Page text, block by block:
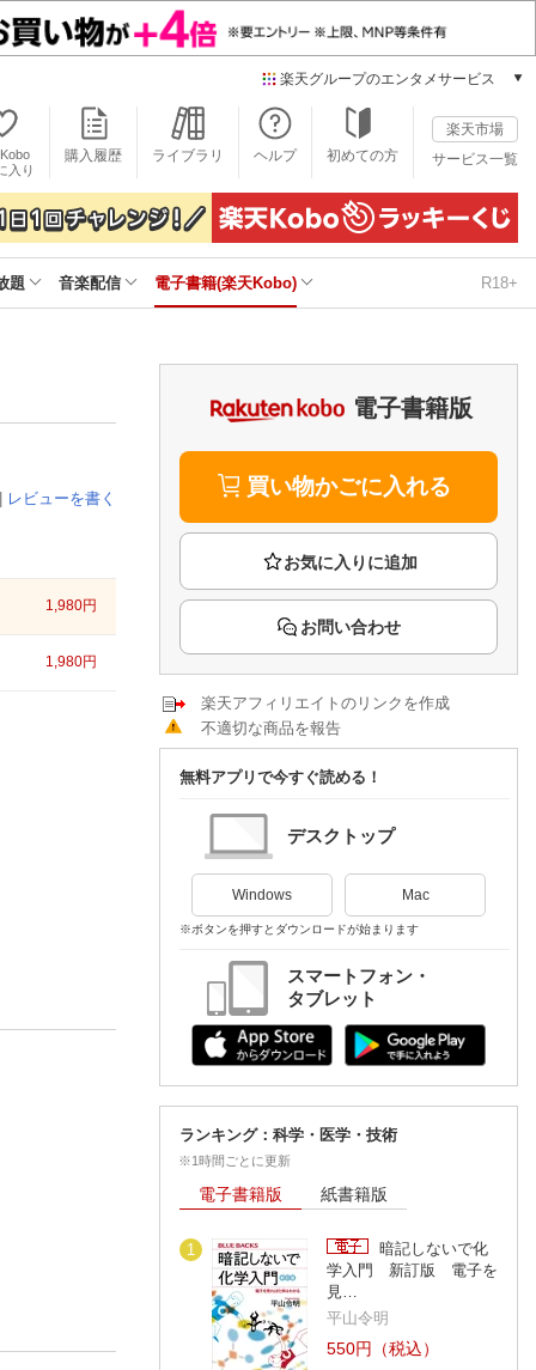
楽天グループのエンタメサービス
本/ゲーム/CD/DVD
楽天ブックス
電子書籍
楽天Kobo
雑誌読み放題
楽天ミュージック
楽天TV
動画配信ガイド
Rakuten PLAY
Rチャンネル
楽天チケット
エンタメニュース
推し楽
入り
購入履歴 ライブラリ ヘルプ 初めての方
楽天市場
サービス一覧
題 音楽配信 電子書籍(楽天Kobo) R18+
| レビューを書く
1,980円
1,980円
電子書籍版
買い物かごに入れる
お問い合わせ
楽天アフィリエイトのリンクを作成
不適切な商品を報告
無料アプリで今すぐ読める！
デスクトップ
Windows Mac
※ボタンを押すとダウンロードが始まります
スマートフォン・
タブレット
ランキング：科学・医学・技術
※1時間ごとに更新
電子書籍版 紙書籍版
1
暗記しないで化
学入門 新訂版 電子を
見…
平山令明
550円（税込）